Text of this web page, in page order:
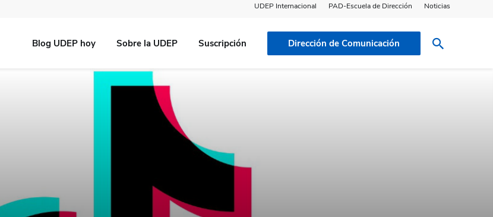
UDEP Internacional PAD-Escuela de Dirección Noticias
Blog UDEP hoy Sobre la UDEP Suscripción Dirección de Comunicación